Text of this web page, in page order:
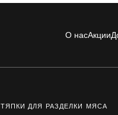
О насАкции
ТЯПКИ ДЛЯ РАЗДЕЛКИ МЯСА